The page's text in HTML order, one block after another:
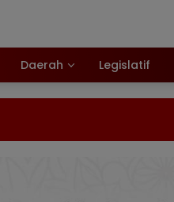
Daerah Legislatif